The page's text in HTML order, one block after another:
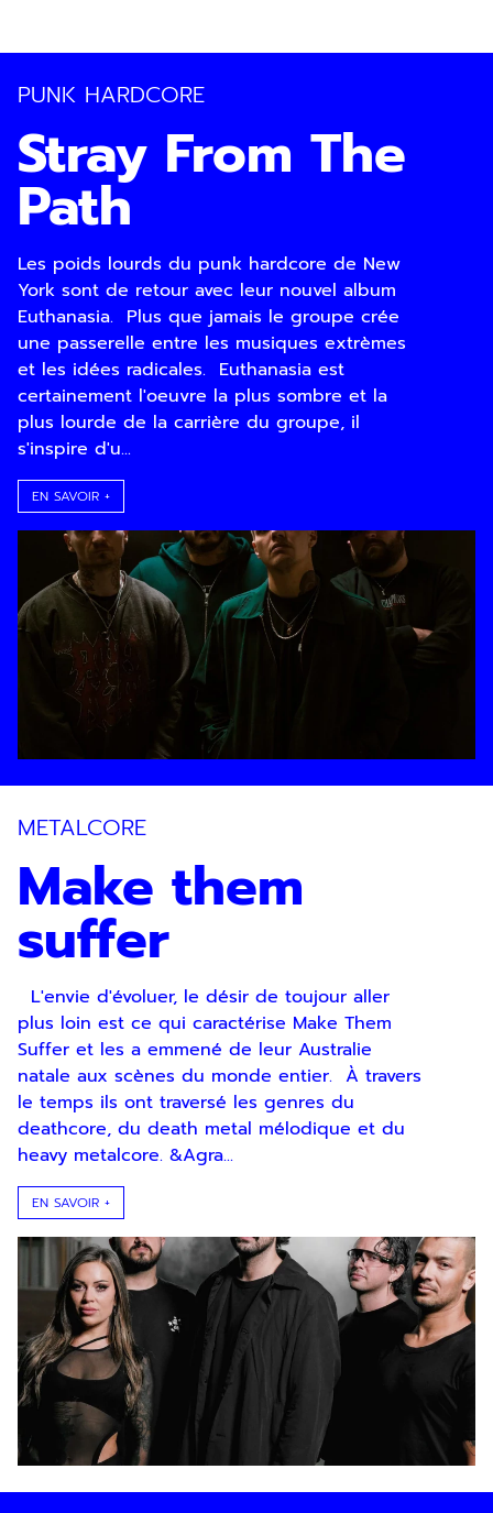
PUNK HARDCORE
Stray From The
Path
Les poids lourds du punk hardcore de New
York sont de retour avec leur nouvel album
Euthanasia. Plus que jamais le groupe crée
une passerelle entre les musiques extrèmes
et les idées radicales. Euthanasia est
certainement l'oeuvre la plus sombre et la
plus lourde de la carrière du groupe, il
s'inspire d'u...
EN SAVOIR +
METALCORE
Make them
suffer
L'envie d'évoluer, le désir de toujour aller
plus loin est ce qui caractérise Make Them
Suffer et les a emmené de leur Australie
natale aux scènes du monde entier. À travers
le temps ils ont traversé les genres du
deathcore, du death metal mélodique et du
heavy metalcore. &Agra...
EN SAVOIR +
Inscription
Newsletter
En indiquant votre adresse email, vous
consentez à recevoir notre lettre
d’information par voie électronique. Vous
pouvez vous désinscrire à tout moment via
les liens de désinscription ou en nous
contactant. Pour en savoir plus, consultez
notre Politique de confidentialité